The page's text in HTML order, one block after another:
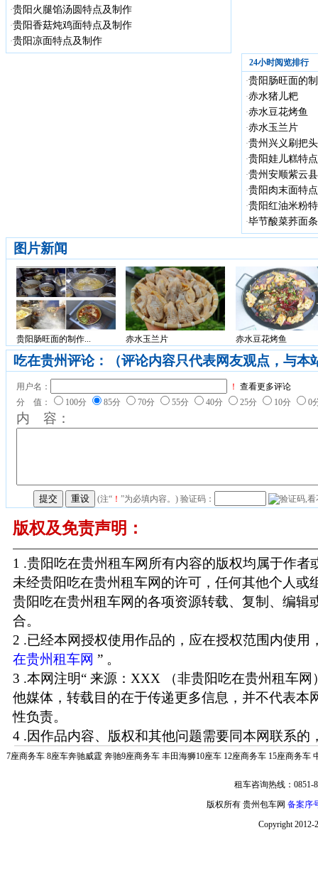
·贵阳火腿馅汤圆特点及制作
·贵阳香菇炖鸡面特点及制作
·贵阳凉面特点及制作
24小时阅览排行
·贵阳肠旺面的
·赤水猪儿粑
·赤水豆花烤鱼
·赤水玉兰片
·贵州兴义刷把
·贵阳娃儿糕特
·贵州安顺紫云
·贵阳肉末面特
·贵阳红油米粉
·毕节酸菜荞面
图片新闻
贵阳肠旺面的制作... 赤水玉兰片 赤水豆花烤鱼
吃在贵州评论：（评论内容只代表网友观点，与本
用户名： ！ 查看更多评论
分 值：
100分 85分 70分 55分 40分 25分 10分 0
内 容：
(注“ ！ ”为必填内容。) 验证码：
版权及免责声明：
1 .贵阳吃在贵州租车网所有内容的版权均属于作者
未经贵阳吃在贵州租车网的许可，任何其他个人或
贵阳吃在贵州租车网的各项资源转载、复制、编辑
合。
2 .已经本网授权使用作品的，应在授权范围内使用
在贵州租车网 ” 。
3 .本网注明“ 来源：XXX （非贵阳吃在贵州租车网
他媒体，转载目的在于传递更多信息，并不代表本
性负责。
4 .因作品内容、版权和其他问题需要同本网联系的
7座商务车 8座车奔驰威霆 奔驰9座商务车 丰田海狮10座车 12座商务车 15座商务车
租车咨询热线：0851-
版权所有 贵州包车网 备案序
Copyright 2012-